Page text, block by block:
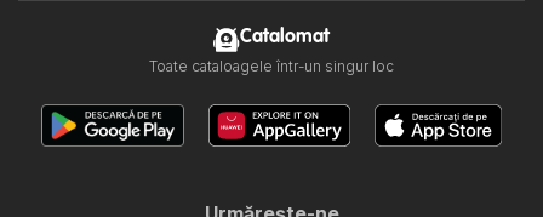
Catalomat
Toate cataloagele într-un singur loc